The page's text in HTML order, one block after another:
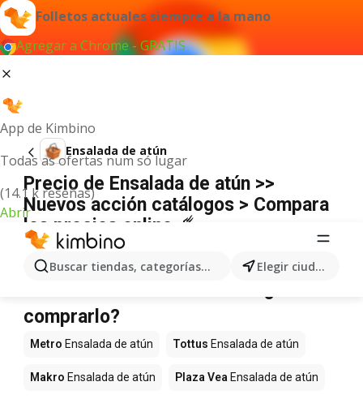
Folletos actuales siempre a la mano
Agregar a Chrome - GRATIS
App de Kimbino
Todas as ofertas num só lugar
(14.1 k reseñas)
Abrir
Buscar tiendas, categorías, productos... Elegir ciudad
Ensalada de atún
Precio de Ensalada de atún >>
Nuevos acción catálogos > Compara
los precios online ☄️
No hemos encontrado resultados para este
término.
comprarlo?
Metro Ensalada de atún Tottus Ensalada de atún
Makro Ensalada de atún Plaza Vea Ensalada de atún